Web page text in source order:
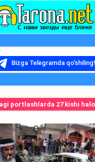
Bizga Telegramda qo'shiling!
portlashlarda 27 kishi